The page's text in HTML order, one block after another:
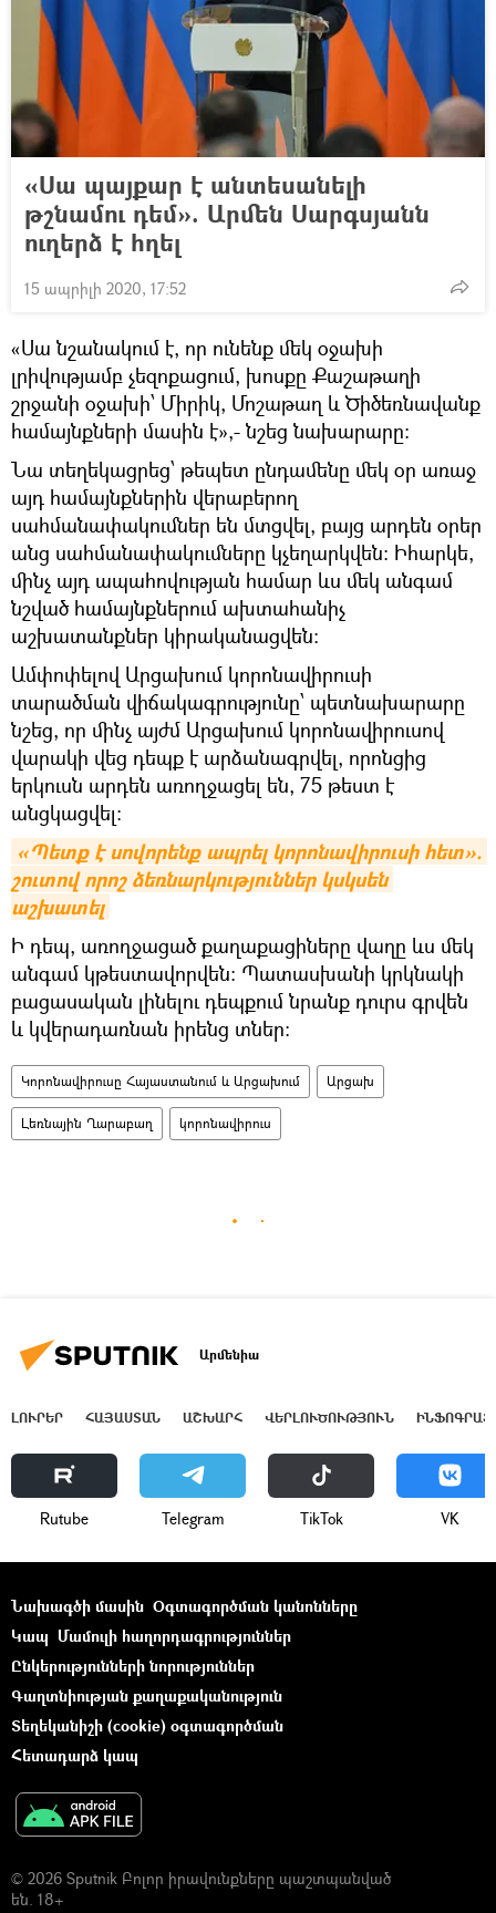
«Սա պայքար է անտեսանելի
թշնամու դեմ». Արմեն Սարգսյանն
ուղերձ է հղել
15 ապրիլի 2020, 17:52
«Սա նշանակում է, որ ունենք մեկ օջախի
լրիվությամբ չեզոքացում, խոսքը Քաշաթաղի
շրջանի օջախի՝ Միրիկ, Մոշաթաղ և Ծիծեռնավանք
համայնքների մասին է»,- նշեց նախարարը։
Նա տեղեկացրեց՝ թեպետ ընդամենը մեկ օր առաջ
այդ համայնքներին վերաբերող
սահմանափակումներ են մտցվել, բայց արդեն օրեր
անց սահմանափակումները կչեղարկվեն։ Իհարկե,
մինչ այդ ապահովության համար ևս մեկ անգամ
նշված համայնքներում ախտահանիչ
աշխատանքներ կիրականացվեն։
Ամփոփելով Արցախում կորոնավիրուսի
տարածման վիճակագրությունը՝ պետնախարարը
նշեց, որ մինչ այժմ Արցախում կորոնավիրուսով
վարակի վեց դեպք է արձանագրվել, որոնցից
երկուսն արդեն առողջացել են, 75 թեստ է
անցկացվել։
«Պետք է սովորենք ապրել կորոնավիրուսի հետ».
շուտով որոշ ձեռնարկություններ կսկսեն
աշխատել
Ի դեպ, առողջացած քաղաքացիները վաղը ևս մեկ
անգամ կթեստավորվեն։ Պատասխանի կրկնակի
բացասական լինելու դեպքում նրանք դուրս գրվեն
և կվերադառնան իրենց տներ։
Կորոնավիրուսը Հայաստանում և Արցախում Արցախ
Լեռնային Ղարաբաղ կորոնավիրուս
Արմենիա
ԼՈՒՐԵՐ ՀԱՅԱՍՏԱՆ ԱՇԽԱՐՀ ՎԵՐԼՈՒԾՈՒԹՅՈՒՆ
Rutube Telegram ТikТоk VK
Նախագծի մասին Օգտագործման կանոնները
Կապ Մամուլի հաղորդագրություններ
Ընկերությունների նորություններ
Գաղտնիության քաղաքականություն
Տեղեկանիշի (cookie) օգտագործման
Հետադարձ կապ
© 2026 Sputnik Բոլոր իրավունքները պաշտպանված
են. 18+